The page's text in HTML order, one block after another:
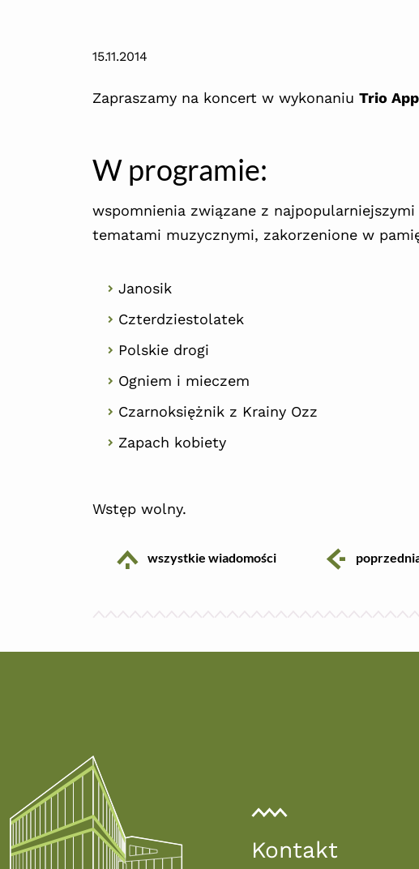
15.11.2014
Zapraszamy na koncert w wykonaniu Trio
W programie:
wspomnienia związane z
tematami muzycznymi, zakorzenione w
Janosik
Czterdziestolatek
Polskie drogi
Ogniem i mieczem
Czarnoksiężnik z Krainy Ozz
Zapach kobiety
Wstęp wolny.
ikona wszystkie wiadomości ikona
Kontakt